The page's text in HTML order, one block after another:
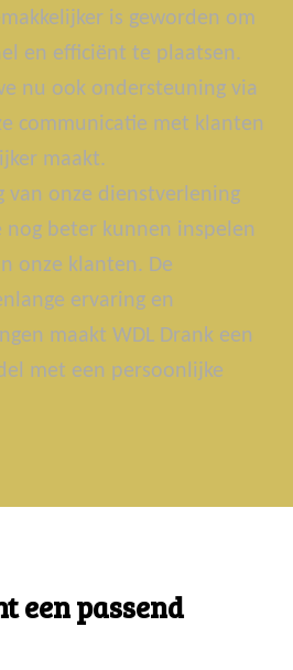
is geworden om
en efficiënt te plaatsen.
nu ook ondersteuning via
communicatie met klanten
maakt.
van onze dienstverlening
beter kunnen inspelen
onze klanten. De
ervaring en
maakt WDL Drank een
met een persoonlijke
een passend